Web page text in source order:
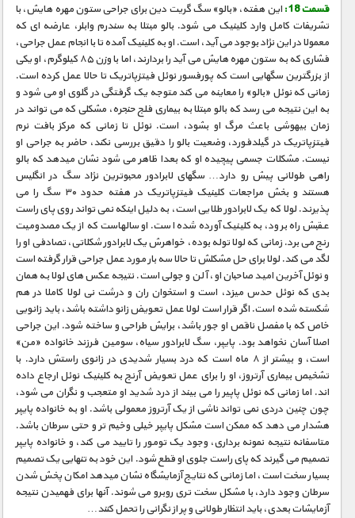
قسمت 18 :
این هفته، «بالو» سگ گریت دین برای جراحی ستون مهره هایش، با
تشریفات کامل وارد کلینیک می شود. بالو مبتلا به سندرم وابلر، عارضه ای که
معمولا در این نژاد بوجود می آید، است. او به کلینیک آمده تا با انجام عمل جراحی،
فشاری که به ستون مهره هایش می آید را بردارند، اما با وزن ۸۵ کیلوگرم، او یکی
از بزرگترین سگهایی است که پورفسور نوئل فیتزپاتریک تا حالا عمل کرده است.
زمانی که نوئل «بالو» را معاینه می کند متوجه یک گرفتگی در گلوی او می شود و
به این نتیجه می رسد که بالو مبتلا به بیماری فلج حنجره، مشکلی که می تواند در
زمان بیهوشی باعث مرگ او بشود، است. نوئل تا زمانی که مرکز بافت نرم
فیتزپاتریک در گیلدفورد، وضعیت بالو را دقیق بررسی نکند، حاضر به جراحی او
نیست. مشکلات جسمی پیچیده او که بعدا ظاهر می شود نشان میدهد که بالو
راهی طولانی پیش رو دارد… سگهای لابرادور محبوترین نژاد سگ در انگلیس
هستند و بخش مراجعات کلینیک فیتزپاتریک در هفته حدود ۳۰ سگ را می
پذیرند. لولا که یک لابرادور طلایی است، به دلیل اینکه نمی تواند روی پای راست
عقبش راه برود، به کلینیک آورده شده است. او سالهاست که از یک مصدومیت
رنج می برد. زمانی که لولا توله بوده، خواهرش یک لابرادور شکلاتی، تصادفی او را
لگد می کند. لولا برای حل مشکلش تا حالا سه بار مورد عمل جراحی قرار گرفته است
و نوئل آخرین امید صاحبان او، آلن و جولی است. نتیجه عکس های لولا به همان
بدی که نوئل حدس میزد، است و استخوان ران و درشت نی لولا کاملا در هم
شکسته شده است. اگر قرار است لولا عمل تعویض زانو داشته باشد، باید زانویی
خاص که با مفصل ناقص او جور باشد، برایش طراحی و ساخته شود. این جراحی
اصلا آسان نخواهد بود. پایپر، سگ لابرادور سیاه، سومین فرزند خانواده «من»
است، و بیشتر از ۸ ماه است که درد بسیار شدیدی در زانوی راستش دارد. با
تشخیص بیماری آرتروز، او را برای عمل تعویض آرنج به کلینیک نوئل ارجاع داده
اند. اما زمانی که نوئل پاپیر را می بیند از درد شدید او متعجب و نگران می شود،
چون چنین دردی نمی تواند ناشی از یک آرتروز معمولی باشد. او به خانواده پایپر
هشدار می دهد که ممکن است مشکل پایپر خیلی وخیم تر و حتی سرطان باشد.
متاسفانه نتیجه نمونه برداری، وجود یک تومور را تایید می کند، و خانواده پایپر
تصمیم می گیرند که پای راست جلوی او قطع شود. این خود به تنهایی یک تصمیم
بسیار سخت است، اما زمانی که نتایج آزمایشگاه نشان میدهد امکان پخش شدن
سرطان وجود دارد، با مشکل سخت تری روبرو می شوند. آنها برای فهمیدن نتیجه
آزمایشات بعدی، باید انتظار طولانی و پر از نگرانی را تحمل کنند…